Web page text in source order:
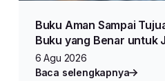
Buku Aman Sampai
Buku yang Benar untuk
6 Agu 2026
Baca selengkapnya